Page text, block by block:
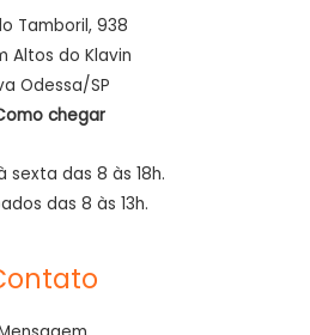
Tamboril, 938
Altos do Klavin
Odessa/SP
chegar
sexta das 8 às 18h.
das 8 às 13h.